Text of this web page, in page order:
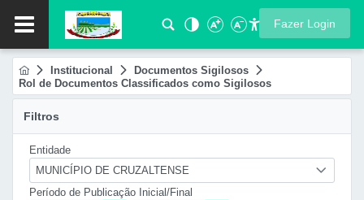
Fazer Login
Institucional
Documentos Sigilosos
Rol de Documentos Classificados como Sigilosos
Filtros
Entidade
MUNICÍPIO DE CRUZALTENSE
Período de Publicação Inicial/Final